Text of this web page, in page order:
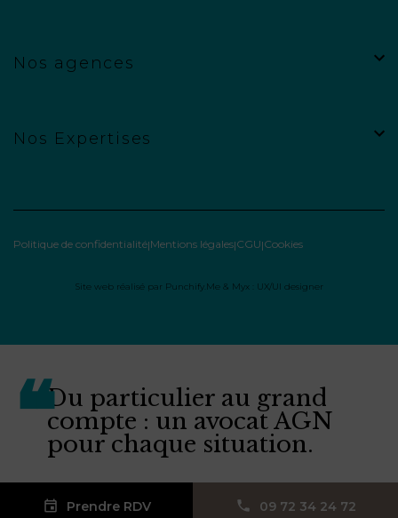
Nos agences
Nos Expertises
Politique de confidentialité Mentions légales CGU Cookies
Site web réalisé par Punchify.Me & Myx : UX/UI designer
Du particulier au grand
compte : un avocat AGN
pour chaque situation.
Prendre RDV 09 72 34 24 72